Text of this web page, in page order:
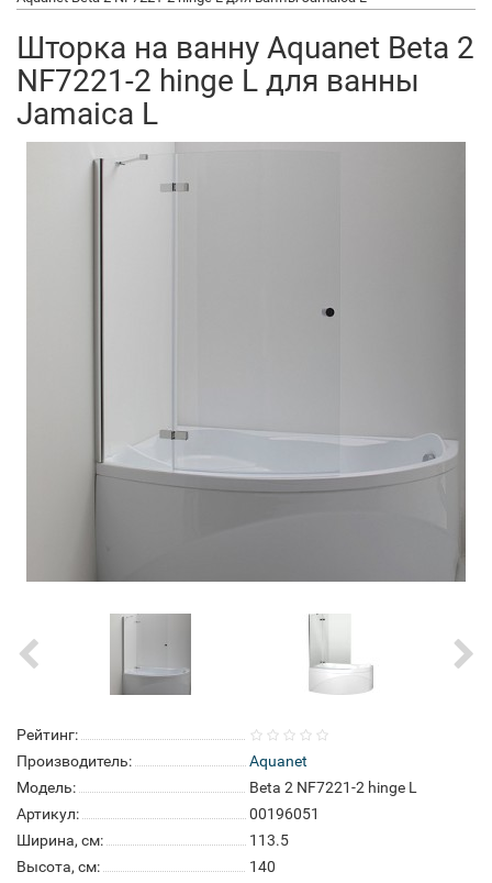
Шторка на ванну Aquanet Beta 2
NF7221-2 hinge L для ванны
Jamaica L
Рейтинг:
Производитель:
Aquanet
Модель:
Beta 2 NF7221-2 hinge L
Артикул:
00196051
Ширина, см:
113.5
Высота, см:
140